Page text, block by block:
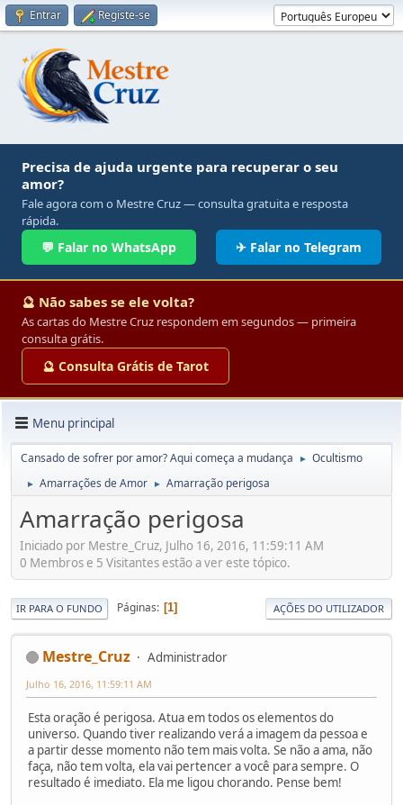
Entrar Registe-se
Precisa de ajuda urgente para recuperar o seu
amor?
Fale agora com o Mestre Cruz — consulta gratuita e resposta
rápida.
💬 Falar no WhatsApp ✈ Falar no Telegram
🔮 Não sabes se ele volta?
As cartas do Mestre Cruz respondem em segundos — primeira
consulta grátis.
🔮 Consulta Grátis de Tarot
Menu principal
Cansado de sofrer por amor? Aqui começa a mudança ► Ocultismo
► Amarrações de Amor ► Amarração perigosa
Amarração perigosa
Iniciado por Mestre_Cruz, Julho 16, 2016, 11:59:11 AM
0 Membros e 5 Visitantes estão a ver este tópico.
IR PARA O FUNDO Páginas 1 AÇÕES DO UTILIZADOR
Mestre_Cruz Administrador
Julho 16, 2016, 11:59:11 AM
Esta oração é perigosa. Atua em todos os elementos do
universo. Quando tiver realizando verá a imagem da pessoa e
a partir desse momento não tem mais volta. Se não a ama, não
faça, não tem volta, ela vai pertencer a você para sempre. O
resultado é imediato. Ela me ligou chorando. Pense bem!